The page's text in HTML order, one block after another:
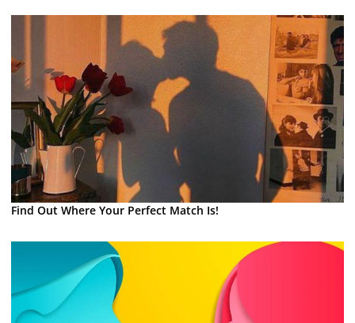
Find Out Where Your Perfect Match Is!